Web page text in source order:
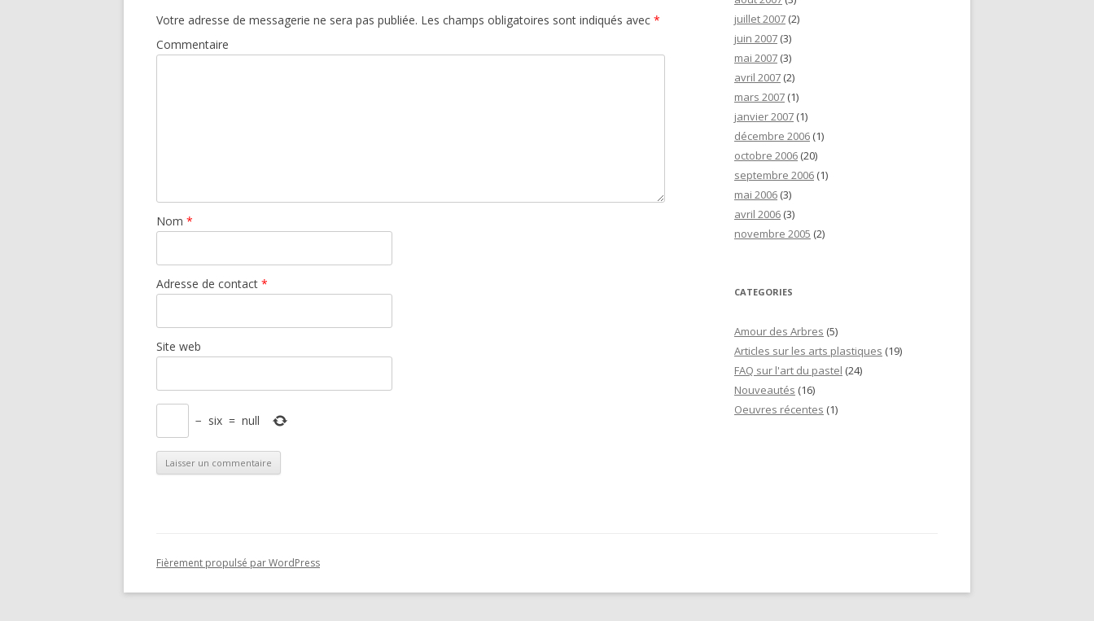
Votre adresse de messagerie ne sera pas publiée. Les champs obligatoires sont indiqués avec *
Commentaire
Nom *
Adresse de contact *
Site web
− six = null
juillet 2007 (2)
juin 2007 (3)
mai 2007 (3)
avril 2007 (2)
mars 2007 (1)
janvier 2007 (1)
décembre 2006 (1)
octobre 2006 (20)
septembre 2006 (1)
mai 2006 (3)
avril 2006 (3)
novembre 2005 (2)
CATEGORIES
Amour des Arbres (5)
Articles sur les arts plastiques (19)
FAQ sur l'art du pastel (24)
Nouveautés (16)
Oeuvres récentes (1)
Fièrement propulsé par WordPress